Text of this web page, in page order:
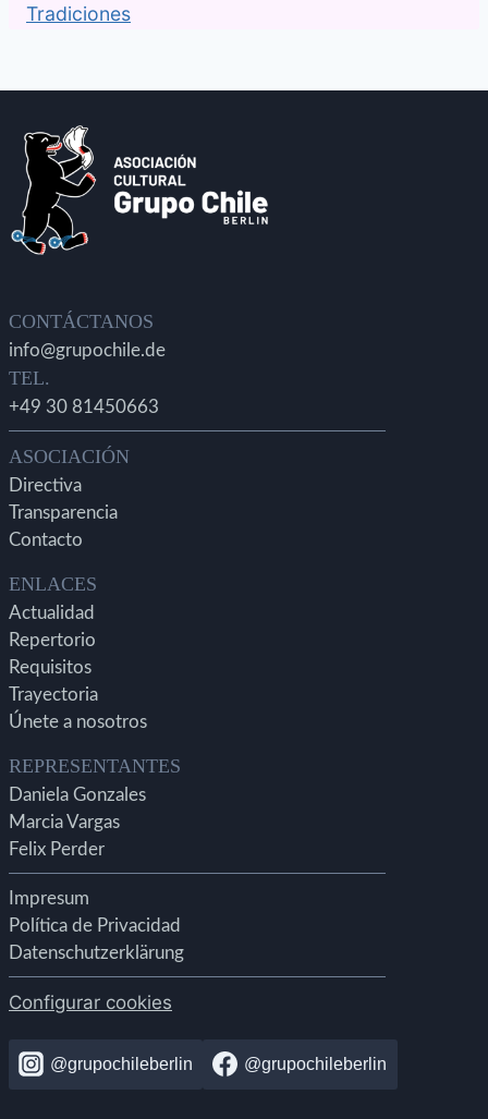
Tradiciones
CONTÁCTANOS
info@grupochile.de
TEL.
+49 30 81450663
ASOCIACIÓN
Directiva
Transparencia
Contacto
ENLACES
Actualidad
Repertorio
Requisitos
Trayectoria
Únete a nosotros
REPRESENTANTES
Daniela Gonzales
Marcia Vargas
Felix Perder
Impresum
Política de Privacidad
Datenschutzerklärung
Configurar cookies
@grupochileberlin @grupochileberlin